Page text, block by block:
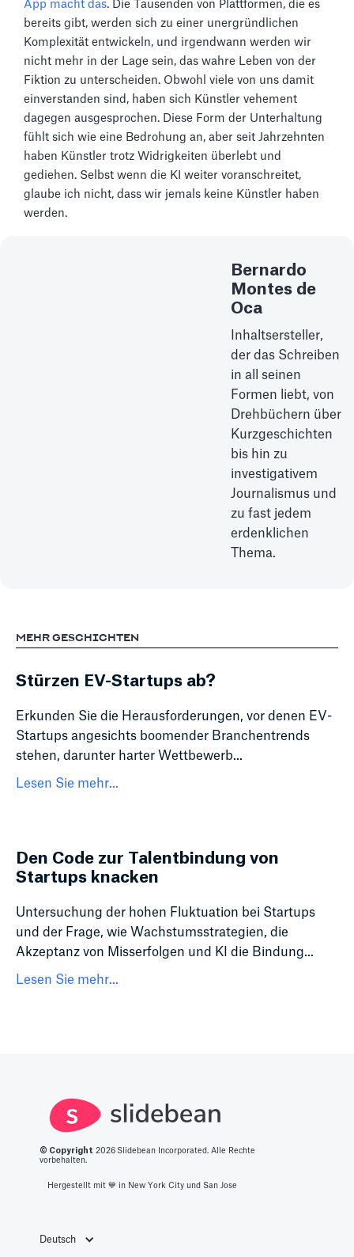
App macht das. Die Tausenden von Plattformen, die es
bereits gibt, werden sich zu einer unergründlichen
Komplexität entwickeln, und irgendwann werden wir
nicht mehr in der Lage sein, das wahre Leben von der
Fiktion zu unterscheiden. Obwohl viele von uns damit
einverstanden sind, haben sich Künstler vehement
dagegen ausgesprochen. Diese Form der Unterhaltung
fühlt sich wie eine Bedrohung an, aber seit Jahrzehnten
haben Künstler trotz Widrigkeiten überlebt und
gediehen. Selbst wenn die KI weiter voranschreitet,
glaube ich nicht, dass wir jemals keine Künstler haben
werden.
Bernardo
Montes de
Oca
Inhaltsersteller,
der das Schreiben
in all seinen
Formen liebt, von
Drehbüchern über
Kurzgeschichten
bis hin zu
investigativem
Journalismus und
zu fast jedem
erdenklichen
Thema.
MEHR GESCHICHTEN
Stürzen EV-Startups ab?
Erkunden Sie die Herausforderungen, vor denen EV-
Startups angesichts boomender Branchentrends
stehen, darunter harter Wettbewerb...
Lesen Sie mehr...
Den Code zur Talentbindung von
Startups knacken
Untersuchung der hohen Fluktuation bei Startups
und der Frage, wie Wachstumsstrategien, die
Akzeptanz von Misserfolgen und KI die Bindung...
Lesen Sie mehr...
© Copyright 2026 Slidebean Incorporated. Alle Rechte
vorbehalten.
Hergestellt mit 💙️ in New York City und San Jose
Deutsch